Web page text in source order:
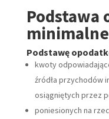
Podstawa
Podstawę
kwoty
źródła przychodów
osiągniętych przez
poniesionych na